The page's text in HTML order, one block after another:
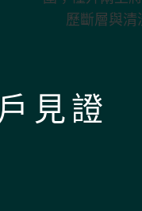
僅升兩上
見證